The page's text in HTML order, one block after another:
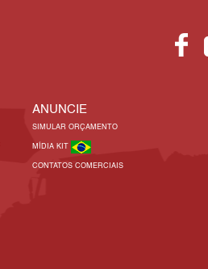
ANUNCIE
SIMULAR ORÇAMENTO
MÍDIA KIT
CONTATOS COMERCIAIS